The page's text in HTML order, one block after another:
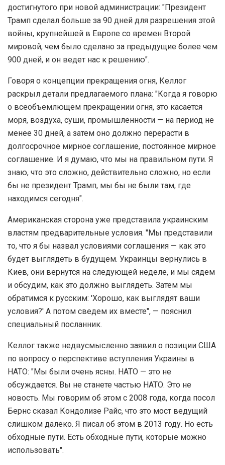
достигнутого при новой администрации: "Президент
Трамп сделал больше за 90 дней для разрешения этой
войны, крупнейшей в Европе со времен Второй
мировой, чем было сделано за предыдущие более чем
900 дней, и он ведет нас к решению".
Говоря о концепции прекращения огня, Келлог
раскрыл детали предлагаемого плана: "Когда я говорю
о всеобъемлющем прекращении огня, это касается
моря, воздуха, суши, промышленности — на период не
менее 30 дней, а затем оно должно перерасти в
долгосрочное мирное соглашение, постоянное мирное
соглашение. И я думаю, что мы на правильном пути. Я
знаю, что это сложно, действительно сложно, но если
бы не президент Трамп, мы бы не были там, где
находимся сегодня".
Американская сторона уже представила украинским
властям предварительные условия. "Мы представили
то, что я бы назвал условиями соглашения — как это
будет выглядеть в будущем. Украинцы вернулись в
Киев, они вернутся на следующей неделе, и мы сядем
и обсудим, как это должно выглядеть. Затем мы
обратимся к русским: 'Хорошо, как выглядят ваши
условия?' А потом сведем их вместе", — пояснил
специальный посланник.
Келлог также недвусмысленно заявил о позиции США
по вопросу о перспективе вступления Украины в
НАТО: "Мы были очень ясны. НАТО — это не
обсуждается. Вы не станете частью НАТО. Это не
новость. Мы говорим об этом с 2008 года, когда посол
Бернс сказал Кондолизе Райс, что это мост ведущий
слишком далеко. Я писал об этом в 2013 году. Но есть
обходные пути. Есть обходные пути, которые можно
использовать".